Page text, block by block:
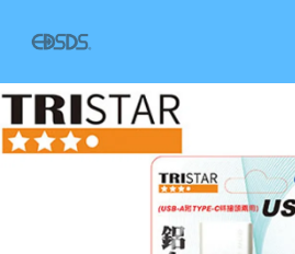
您的購物車目前
繼續購物